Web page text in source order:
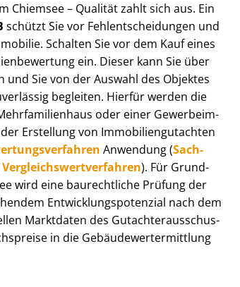
– Qualität zahlt sich aus. Ein
schützt Sie vor Fehl­ent­schei­dun­gen und
Schalten Sie vor dem Kauf eines
ein. Dieser kann Sie über
und Sie von der Auswahl des Objektes
begleiten. Hierfür werden die
oder einer Ge­wer­be­im­
Erstellung von Im­mo­bi­li­en­gut­ach­ten
Anwendung (Sach­
Ver­gleichs­wert­ver­fah­ren). Für Grund­
wird eine baurechtliche Prüfung der
Ent­wick­lungs­po­ten­zi­al nach dem
Marktdaten des Gut­ach­ter­aus­schus­
in die Ge­bäu­de­wert­ermitt­lung